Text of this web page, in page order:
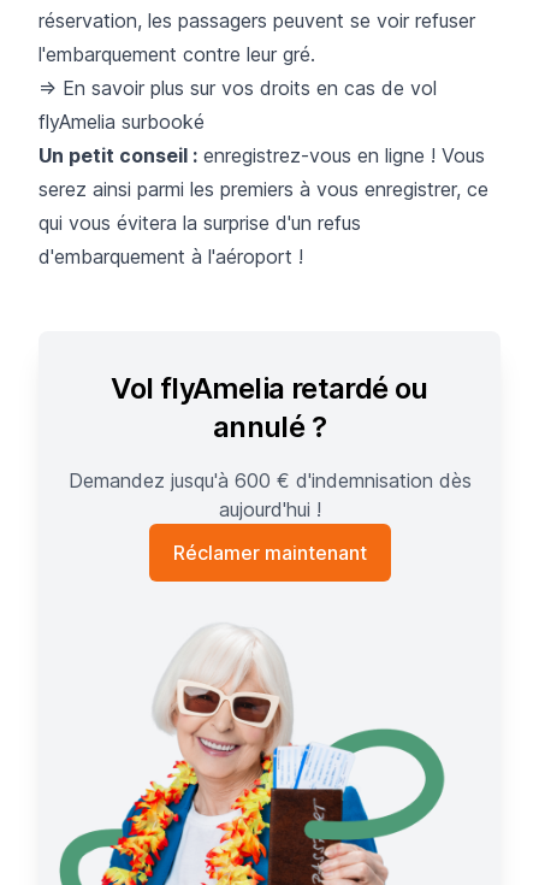
réservation, les passagers peuvent se voir refuser
l'embarquement contre leur gré.
=> En savoir plus sur vos droits en cas de vol
flyAmelia surbooké
Un petit conseil : enregistrez-vous en ligne ! Vous
serez ainsi parmi les premiers à vous enregistrer, ce
qui vous évitera la surprise d'un refus
d'embarquement à l'aéroport !
Vol flyAmelia retardé ou
annulé ?
Demandez jusqu'à 600 € d'indemnisation dès
aujourd'hui !
Réclamer maintenant